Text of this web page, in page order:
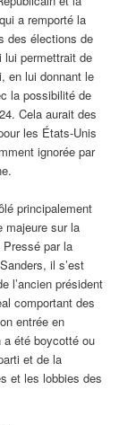
a remporté la
des élections de
lui permettrait de
en lui donnant le
la possibilité de
Cela aurait des
les États-Unis
ignorée par
principalement
majeure sur la
par la
il s’est
l’ancien président
comportant des
entrée en
a été boycotté ou
et de la
et les lobbies des